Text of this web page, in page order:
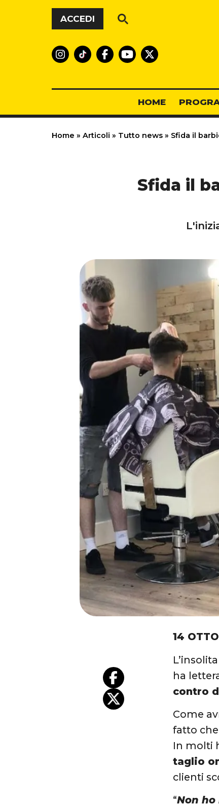
Vai al contenuto
ACCEDI
HOME
Home » Articoli » Tutto news » Sfida il
Sfida il
14
ha
contro
Come
fatto
In molti
taglio
clienti
“Non